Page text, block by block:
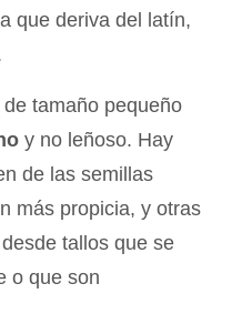
que deriva del latín,
de tamaño pequeño
y no leñoso. Hay
de las semillas
más propicia, y otras
tallos que se
o que son